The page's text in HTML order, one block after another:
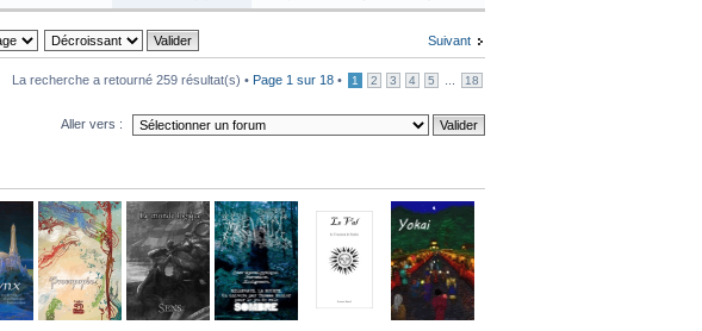
Suivant
La recherche a retourné 259 résultat(s) • Page 1 sur 18 • 1 2 3 4 5 18
Aller vers :